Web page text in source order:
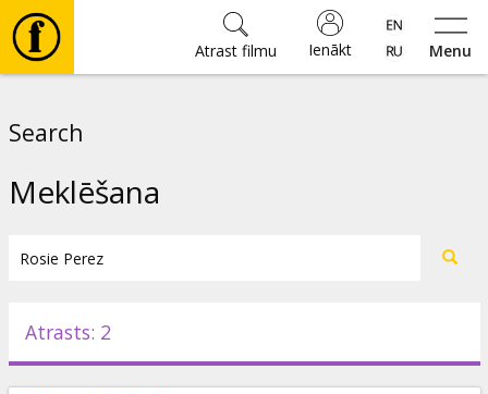
Menu
Ienākt
Atrast filmu
Pasākumi
Search
Meklēšana
Atrasts: 2